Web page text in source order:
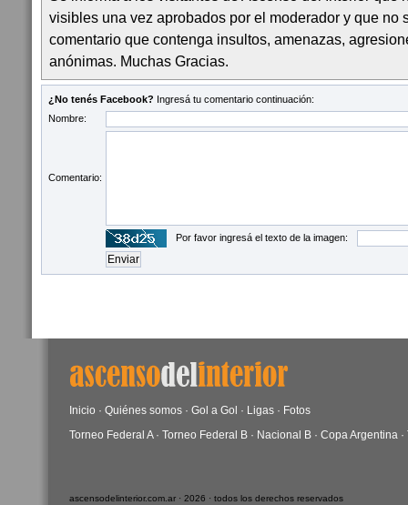
visibles una vez aprobados por el moderador y que no
comentario que contenga insultos, amenazas,
anónimas. Muchas Gracias.
¿No tenés Facebook? Ingresá tu comentario continuación:
Nombre:
Comentario:
Por favor ingresá el texto de la imagen:
Inicio · Quiénes somos · Gol a Gol · Ligas · Fotos
Torneo Federal A· Torneo Federal B · Nacional B · Copa Argentina ·
ascensodelinterior.com.ar · 2026 · todos los derechos reservados